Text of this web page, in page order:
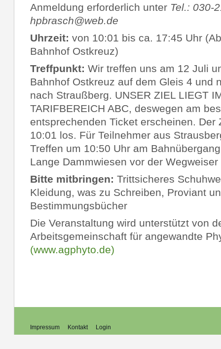
Anmeldung erforderlich unter Tel.: 030-
hpbrasch@web.de
Uhrzeit: von 10:01 bis ca. 17:45 Uhr
Bahnhof Ostkreuz)
Treffpunkt: Wir treffen uns am 12 Juli
Bahnhof Ostkreuz auf dem Gleis 4 und
nach Straußberg. UNSER ZIEL LIEGT
TARIFBEREICH ABC, deswegen am
entsprechenden Ticket erscheinen. Der
10:01 los. Für Teilnehmer aus
Treffen um 10:50 Uhr am
Lange Dammwiesen vor der Wegweiser
Bitte mitbringen: Trittsicheres
Kleidung, was zu Schreiben, Proviant
Bestimmungsbücher
Die Veranstaltung wird unterstützt von
Arbeitsgemeinschaft für angewandte
(www.agphyto.de)
Impressum Kontakt Login